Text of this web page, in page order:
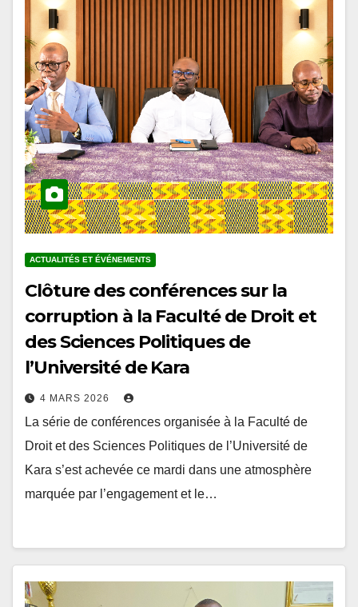
Clôture des conférences sur la
corruption à la Faculté de Droit et
des Sciences Politiques de
l’Université de Kara
La série de conférences organisée à la Faculté de
Droit et des Sciences Politiques de l’Université de
Kara s’est achevée ce mardi dans une atmosphère
marquée par l’engagement et le…